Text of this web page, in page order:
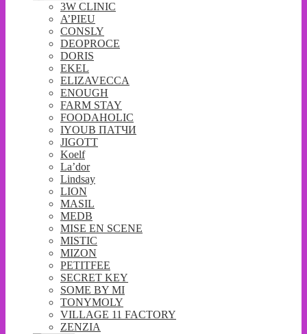
3W CLINIC
A’PIEU
CONSLY
DEOPROCE
DORIS
EKEL
ELIZAVECCA
ENOUGH
FARM STAY
FOODAHOLIC
IYOUB ПАТЧИ
JIGOTT
Koelf
La’dor
Lindsay
LION
MASIL
MEDB
MISE EN SCENE
MISTIC
MIZON
PETITFEE
SECRET KEY
SOME BY MI
TONYMOLY
VILLAGE 11 FACTORY
ZENZIA